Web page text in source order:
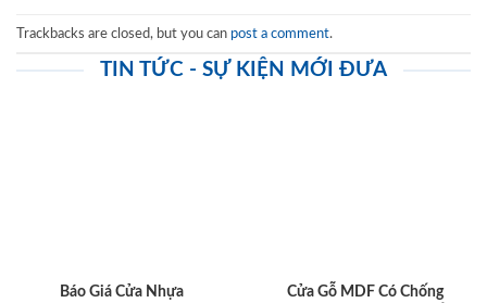
Trackbacks are closed, but you can post a comment.
TIN TỨC - SỰ KIỆN MỚI ĐƯA
Báo Giá Cửa Nhựa
Cửa Gỗ MDF Có Chống